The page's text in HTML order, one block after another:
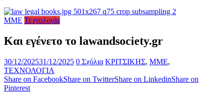
ΜΜΕ Τεχνολογία
Kαι εγένετο το lawandsociety.gr
30/12/202531/12/2025 0 Σχόλια ΚΡΙΤΣΙΚΗΣ, ΜΜΕ,
ΤΕΧΝΟΛΟΓΙΑ
Share on FacebookShare on TwitterShare on LinkedinShare on
Pinterest